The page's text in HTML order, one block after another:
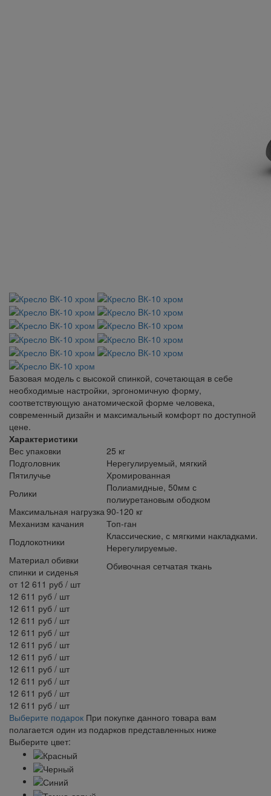
Базовая модель с высокой спинкой, сочетающая в себе
необходимые настройки, эргономичную форму,
соответствующую анатомической форме человека,
современный дизайн и максимальный комфорт по доступной
цене.
Характеристики
Вес упаковки
25 кг
Подголовник
Нерегулируемый, мягкий
Пятилучье
Хромированная
Ролики
Полиамидные, 50мм с
полиуретановым ободком
Максимальная нагрузка90-120 кг
Механизм качания
Топ-ган
Подлокотники
Классические, с мягкими накладками.
Нерегулируемые.
Материал обивки
спинки и сиденья
Обивочная сетчатая ткань
от 12 611 руб / шт
12 611 руб / шт
12 611 руб / шт
12 611 руб / шт
12 611 руб / шт
12 611 руб / шт
12 611 руб / шт
12 611 руб / шт
12 611 руб / шт
12 611 руб / шт
12 611 руб / шт
Выберите подарок При покупке данного товара вам
полагается один из подарков представленных ниже
Выберите цвет: